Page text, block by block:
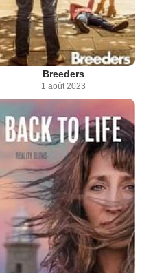
Breeders
1 août 2023